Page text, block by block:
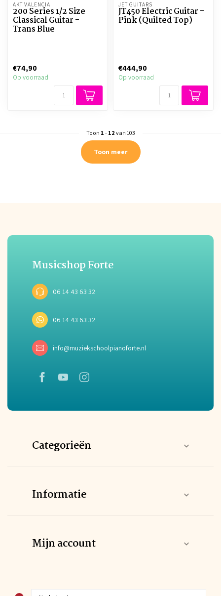
AKT VALENCIA
200 Series 1/2 Size
Classical Guitar -
Trans Blue
€74,90
Op voorraad
JET GUITARS
JT450 Electric Guitar -
Pink (Quilted Top)
€444,90
Op voorraad
Toon 1 - 12 van 103
Toon meer
Musicshop Forte
06 14 43 63 32
06 14 43 63 32
info@muziekschoolpianoforte.nl
Categorieën
Informatie
Mijn account